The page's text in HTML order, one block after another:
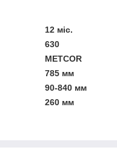
12 міс.
630
METCOR
785 мм
90-840 мм
260 мм